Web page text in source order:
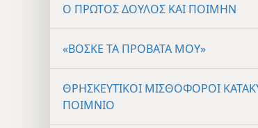
Ο ΠΡΩΤΟΣ ΔΟΥΛΟΣ ΚΑΙ ΠΟΙΜΗΝ
«ΒΟΣΚΕ ΤΑ ΠΡΟΒΑΤΑ ΜΟΥ»
ΘΡΗΣΚΕΥΤΙΚΟΙ ΜΙΣΘΟΦΟΡΟΙ
ΠΟΙΜΝΙΟ